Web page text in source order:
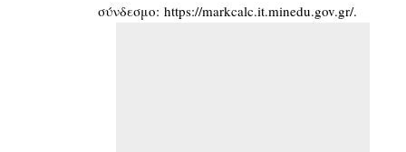
σύνδεσμο: https://markcalc.it.minedu.gov.gr/.